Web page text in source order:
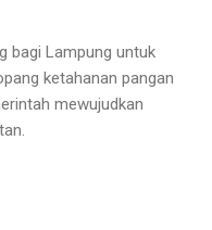
bagi Lampung untuk
ketahanan pangan
mewujudkan